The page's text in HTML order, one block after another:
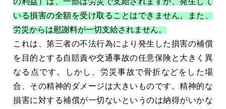
いる損害の全額を受け取ることはできません。また、
労災からは慰謝料が一切支給されません。
これは、第三者の不法行為により発生した損害の補償
を目的とする自賠責や交通事故の任意保険と大きく異
なる点です。しかし、労災事故で骨折などをした場
合、その精神的ダメージは大きいものです。精神的な
損害に対する補償が一切ないというのは納得がいかな